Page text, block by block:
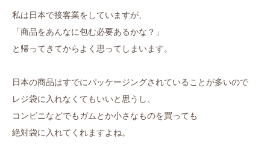
私は日本で接客業をしていますが、
「商品をあんなに包む必要あるかな？」
と帰ってきてからよく思ってしまいます。
日本の商品はすでにパッケージングされていることが多いので
レジ袋に入れなくてもいいと思うし、
コンビニなどでもガムとか小さなものを買っても
絶対袋に入れてくれますよね。